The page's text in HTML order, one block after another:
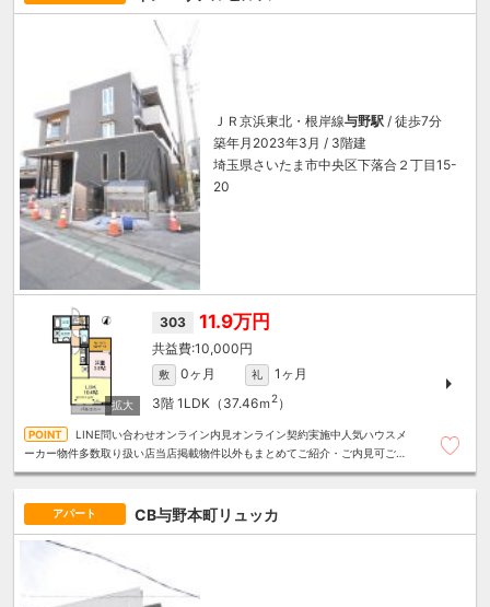
ＪＲ京浜東北・根岸線与野駅 / 徒歩7分
築年月2023年3月 / 3階建
埼玉県さいたま市中央区下落合２丁目15-
20
303 11.9万円
10,000円
敷 0ヶ月 礼
1ヶ月
3階 1LDK（37.46ｍ 2）
LINE問い合わせオンライン内見オンライン契約実施中人気ハウスメ
ーカー物件多数取り扱い店当店掲載物件以外もまとめてご紹介・ご内見可ご予
アパート CB与野本町リュッカ